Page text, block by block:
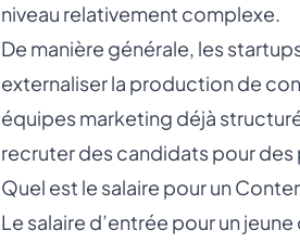
niveau relativement complexe.
De manière générale, les
externaliser la production de
équipes marketing déjà
recruter des candidats pour
Quel est le salaire pour un
Le salaire d’entrée pour un